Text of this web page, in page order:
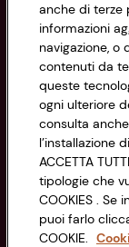
Cookie Policy
Impostazioni
Accessibilità
CONAD
Via Michelino,
Codice Fiscale
di Bologna
PARTITA IVA
anche di terze
informazioni
navigazione, o
contenuti da
queste
ogni ulteriore
consulta
l’installazione
ACCETTA
tipologie che
COOKIES . Se
puoi farlo
COOKIE.